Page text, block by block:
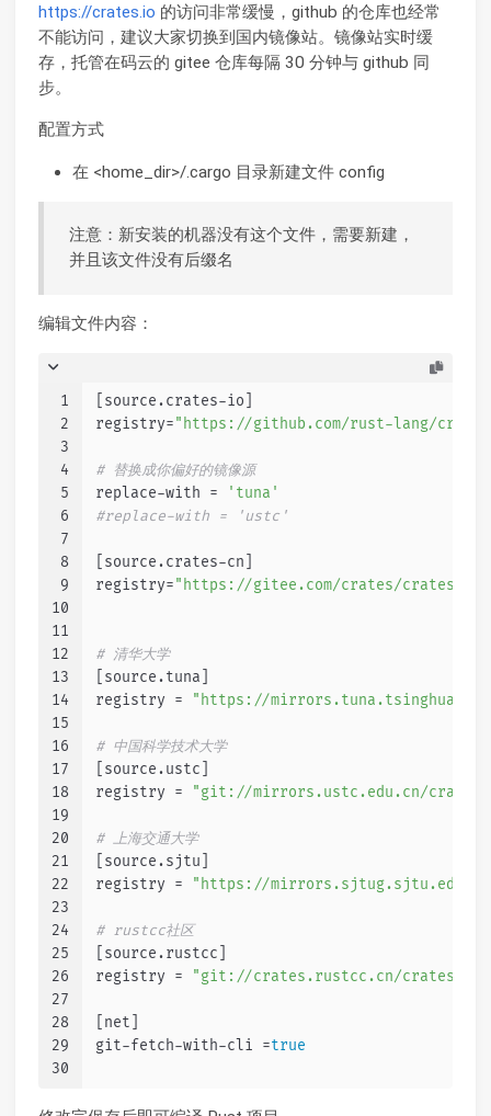
https://crates.io 的访问非常缓慢，github 的仓库也经常
不能访问，建议大家切换到国内镜像站。镜像站实时缓
存，托管在码云的 gitee 仓库每隔 30 分钟与 github 同
步。
配置方式
在 <home_dir>/.cargo 目录新建文件 config
注意：新安装的机器没有这个文件，需要新建，
并且该文件没有后缀名
编辑文件内容：
1
2
3
4
5
6
7
8
9
10
11
12
13
14
15
16
17
18
19
20
21
22
23
24
25
26
27
28
29
30
[source.crates-io]
registry="https://github.com/rust-lang/
# 替换成你偏好的镜像源
replace-with =
'tuna'
#replace-with = 'ustc'
[source.crates-cn]
registry="https://gitee.com/crates/
# 清华大学
[source.tuna]
registry =
"https://
# 中国科学技术大学
[source.ustc]
registry =
"git://mirrors.ustc.edu.cn/
# 上海交通大学
[source.sjtu]
registry =
"https://
# rustcc社区
[source.rustcc]
registry =
"git://crates.rustcc.cn/crates.io-
[net]
git-fetch-with-cli =true